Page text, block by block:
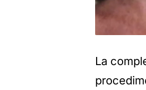
La